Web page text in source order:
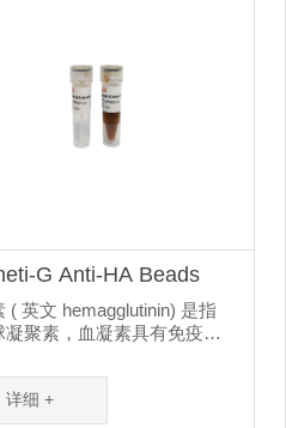
G Anti-HA Beads
( 英文 hemagglutinin) 是指
凝聚素，血凝素具有免疫原
详细 +